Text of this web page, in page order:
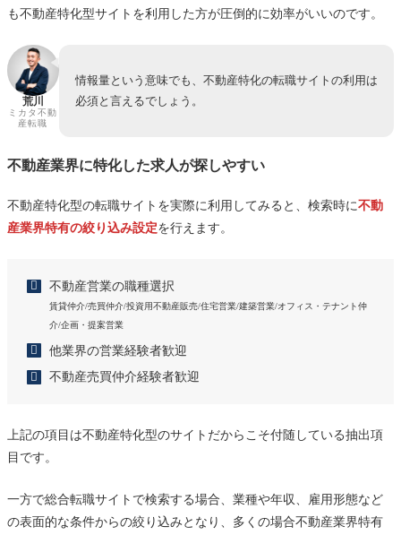
も不動産特化型サイトを利用した方が圧倒的に効率がいいのです。
荒川
ミカタ不動
産転職
情報量という意味でも、不動産特化の転職サイトの利用は
必須と言えるでしょう。
不動産業界に特化した求人が探しやすい
不動産特化型の転職サイトを実際に利用してみると、検索時に不動
産業界特有の絞り込み設定を行えます。
不動産営業の職種選択
賃貸仲介/売買仲介/投資用不動産販売/住宅営業/建築営業/オフィス・テナント仲
介/企画・提案営業
他業界の営業経験者歓迎
不動産売買仲介経験者歓迎
上記の項目は不動産特化型のサイトだからこそ付随している抽出項
目です。
一方で総合転職サイトで検索する場合、業種や年収、雇用形態など
の表面的な条件からの絞り込みとなり、多くの場合不動産業界特有